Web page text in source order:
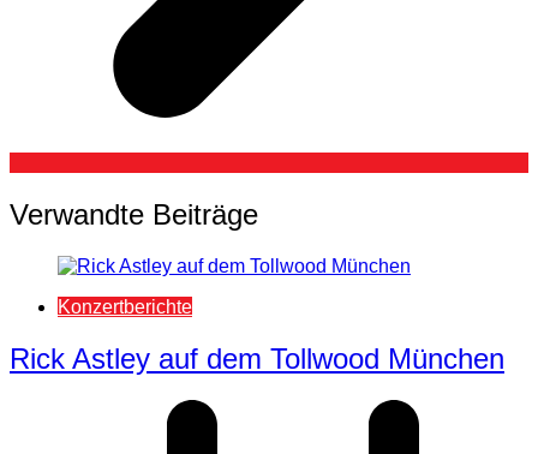
Verwandte Beiträge
Konzertberichte
Rick Astley auf dem Tollwood München